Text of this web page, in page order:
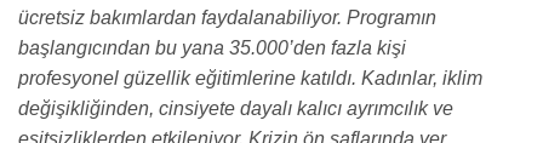
ücretsiz bakımlardan faydalanabiliyor. Programın
başlangıcından bu yana 35.000’den fazla kişi
profesyonel güzellik eğitimlerine katıldı. Kadınlar, iklim
değişikliğinden, cinsiyete dayalı kalıcı ayrımcılık ve
eşitsizliklerden etkileniyor. Krizin ön saflarında yer